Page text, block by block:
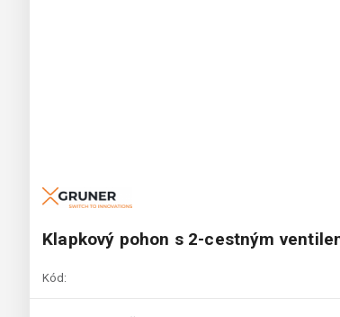
Klapkový pohon s 2-cestným
Kód: